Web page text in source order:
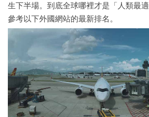
生下半場。到底全球哪裡才是「人類最
參考以下外國網站的最新排名。